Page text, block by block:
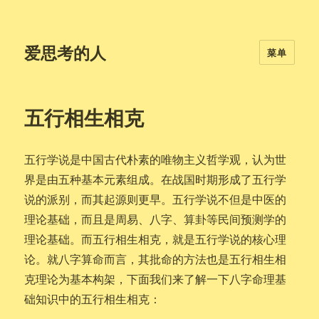
爱思考的人 菜单
五行相生相克
五行学说是中国古代朴素的唯物主义哲学观，认为世
界是由五种基本元素组成。在战国时期形成了五行学
说的派别，而其起源则更早。五行学说不但是中医的
理论基础，而且是周易、八字、算卦等民间预测学的
理论基础。而五行相生相克，就是五行学说的核心理
论。就八字算命而言，其批命的方法也是五行相生相
克理论为基本构架，下面我们来了解一下八字命理基
础知识中的五行相生相克：